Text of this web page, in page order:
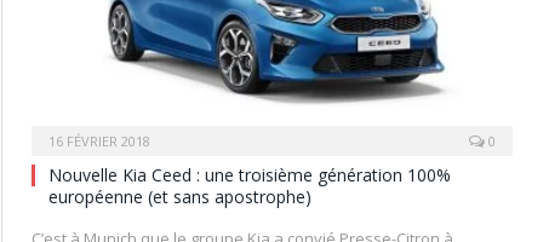
16 FÉVRIER 2018 0
Nouvelle Kia Ceed : une troisième génération 100%
européenne (et sans apostrophe)